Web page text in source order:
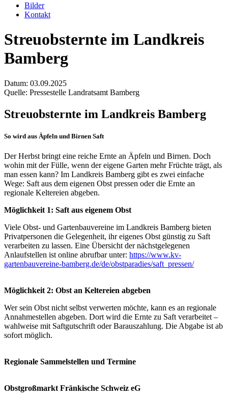
Bilder
Kontakt
Streuobsternte im Landkreis
Bamberg
Datum: 03.09.2025
Quelle: Pressestelle Landratsamt Bamberg
Streuobsternte im Landkreis Bamberg
So wird aus Äpfeln und Birnen Saft
Der Herbst bringt eine reiche Ernte an Äpfeln und Birnen. Doch
wohin mit der Fülle, wenn der eigene Garten mehr Früchte trägt, als
man essen kann? Im Landkreis Bamberg gibt es zwei einfache
Wege: Saft aus dem eigenen Obst pressen oder die Ernte an
regionale Keltereien abgeben.
Möglichkeit 1: Saft aus eigenem Obst
Viele Obst- und Gartenbauvereine im Landkreis Bamberg bieten
Privatpersonen die Gelegenheit, ihr eigenes Obst günstig zu Saft
verarbeiten zu lassen. Eine Übersicht der nächstgelegenen
Anlaufstellen ist online abrufbar unter: https://www.kv-
gartenbauvereine-bamberg.de/de/obstparadies/saft_pressen/
Möglichkeit 2: Obst an Keltereien abgeben
Wer sein Obst nicht selbst verwerten möchte, kann es an regionale
Annahmestellen abgeben. Dort wird die Ernte zu Saft verarbeitet –
wahlweise mit Saftgutschrift oder Barauszahlung. Die Abgabe ist ab
sofort möglich.
Regionale Sammelstellen und Termine
Obstgroßmarkt Fränkische Schweiz eG